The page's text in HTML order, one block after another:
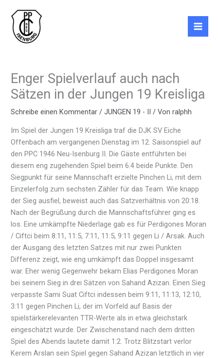
Inhalt
springen
Enger Spielverlauf auch nach
Sätzen in der Jungen 19 Kreisliga
Schreibe einen Kommentar /JUNGEN 19 - II / Vonralphh
Im Spiel der Jungen 19 Kreisliga traf die DJK SV Eiche
Offenbach am vergangenen Dienstag im 12. Saisonspiel auf
den PPC 1946 Neu-Isenburg II. Die Gäste entführten bei
diesem eng zugehenden Spiel beim 6:4 beide Punkte. Den
Siegpunkt für seine Mannschaft erzielte Pinchen Li, mit dem
Einzelerfolg zum sechsten Zähler für das Team. Wie knapp
der Sieg ausfiel, beweist auch das Satzverhältnis von 20:18.
Nach der Begrüßung durch die Mannschaftsführer ging es
los. Eine umkämpfte Niederlage gab es für Perdigones Moran
/ Ciftci beim 8:11, 11:5, 7:11, 11:5, 9:11 gegen Li / Arsak. Auch
der Ausgang des letzten Satzes mit nur zwei Punkten
Differenz zeigt, wie eng umkämpft das Doppel insgesamt
war. Eher wenig Gegenwehr bekam Elias Perdigones Moran
bei seinem Sieg in drei Sätzen von Sahand Azizan. Einen Sieg
verpasste Sami Suat Ciftci indessen beim 9:11, 11:13, 12:10,
3:11 gegen Pinchen Li, der im Vorfeld auf Basis der
spielstärkerelevanten TTR-Werte als in etwa gleichstark
eingeschätzt wurde. Der Zwischenstand nach dem dritten
Spiel des Abends lautete damit 1:2. Trotz Blitzstart verlor
Kerem Arslan sein Spiel gegen Sahand Azizan letztlich in vier